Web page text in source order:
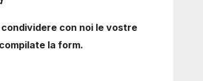
con noi le vostre
la form.